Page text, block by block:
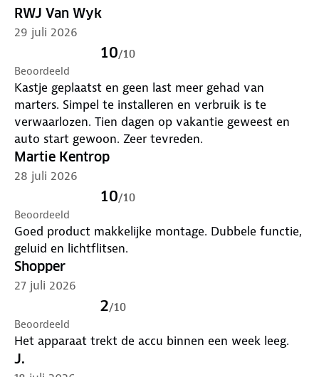
RWJ Van Wyk
29 juli 2026
10/10
Beoordeeld
Kastje geplaatst en geen last meer gehad van
marters. Simpel te installeren en verbruik is te
verwaarlozen. Tien dagen op vakantie geweest en
auto start gewoon. Zeer tevreden.
Martie Kentrop
28 juli 2026
10/10
Beoordeeld
Goed product makkelijke montage. Dubbele functie,
geluid en lichtflitsen.
Shopper
27 juli 2026
2/10
Beoordeeld
Het apparaat trekt de accu binnen een week leeg.
J.